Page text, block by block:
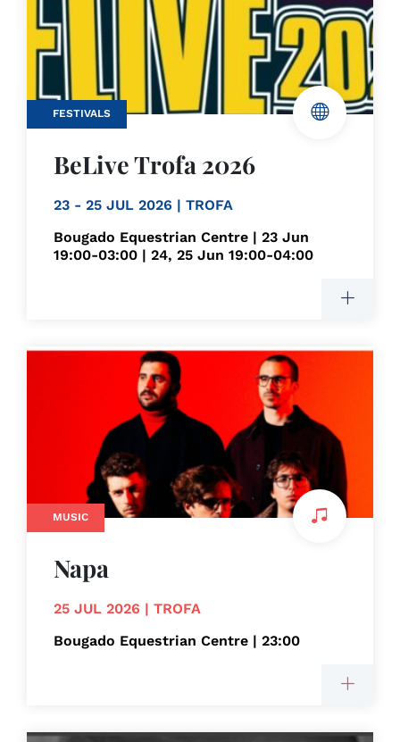
FESTIVALS
BeLive Trofa 2026
23 - 25 JUL 2026 | TROFA
Bougado Equestrian Centre | 23 Jun
19:00-03:00 | 24, 25 Jun 19:00-04:00
MUSIC
Napa
25 JUL 2026 | TROFA
Bougado Equestrian Centre | 23:00